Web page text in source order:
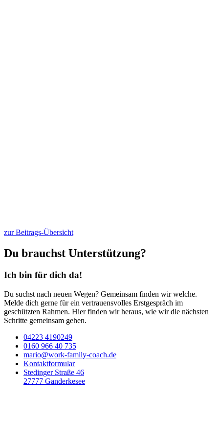
zur Beitrags-Übersicht
Du brauchst Unterstützung?
Ich bin für dich da!
Du suchst nach neuen Wegen? Gemeinsam finden wir welche.
Melde dich gerne für ein vertrauensvolles Erstgespräch im
geschützten Rahmen. Hier finden wir heraus, wie wir die nächsten
Schritte gemeinsam gehen.
04223 4190249
0160 966 40 735
mario@work-family-coach.de
Kontaktformular
Stedinger Straße 46
27777 Ganderkesee